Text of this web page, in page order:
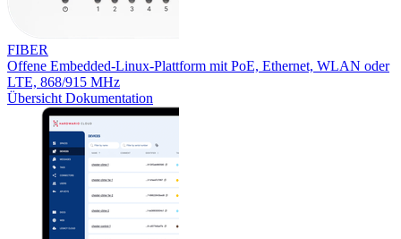
FIBER
Offene Embedded-Linux-Plattform mit PoE, Ethernet, WLAN oder
LTE, 868/915 MHz
Übersicht Dokumentation